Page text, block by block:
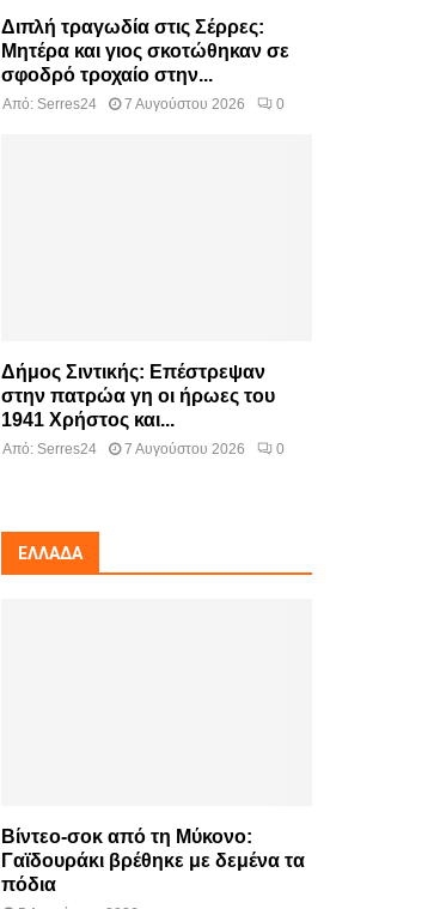
Διπλή τραγωδία στις Σέρρες:
Μητέρα και γιος σκοτώθηκαν σε
σφοδρό τροχαίο στην...
Από: Serres24 7 Αυγούστου 2026 0
Δήμος Σιντικής: Επέστρεψαν
στην πατρώα γη οι ήρωες του
1941 Χρήστος και...
Από: Serres24 7 Αυγούστου 2026 0
ΕΛΛΆΔΑ
Βίντεο-σοκ από τη Μύκονο:
Γαϊδουράκι βρέθηκε με δεμένα τα
πόδια